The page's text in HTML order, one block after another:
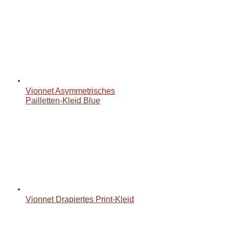
Vionnet Asymmetrisches
Pailletten-Kleid Blue
Vionnet Drapiertes Print-Kleid